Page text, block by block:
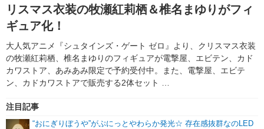
声優 コスプレ
動画
連載・ブログ一覧 コラム
編集部ブログ・お知らせ
リスマス衣装の牧瀬紅莉栖＆椎名まゆりがフィ
ギュア化！
大人気アニメ『シュタインズ・ゲート ゼロ』より、クリスマス衣装
の牧瀬紅莉栖、椎名まゆりのフィギュアが電撃屋、エビテン、カド
カワストア、あみあみ限定で予約受付中。また、電撃屋、エビテ
ン、カドカワストアで販売する2体セット …
注目記事
“おにぎりぼうや”がぷにっとやわらか発光☆ 存在感抜群なのLED